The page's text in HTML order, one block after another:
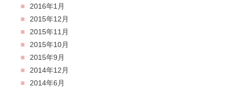
2016年1月
2015年12月
2015年11月
2015年10月
2015年9月
2014年12月
2014年6月